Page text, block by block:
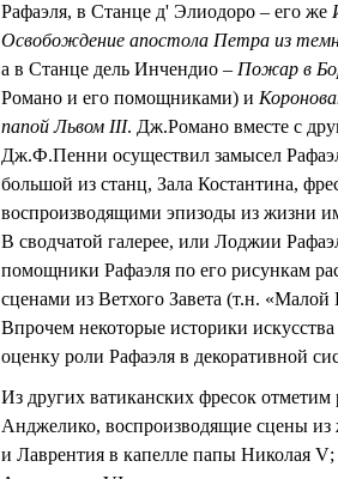
Рафаэля, в Станце д' Элиодоро – его же
Освобождение апостола Петра из
а в Станце дель Инчендио – Пожар в
Романо и его помощниками) и
папой Львом III. Дж.Романо вместе с
Дж.Ф.Пенни осуществил замысел
большой из станц, Зала Костантина,
воспроизводящими эпизоды из жизни
В сводчатой галерее, или Лоджии
помощники Рафаэля по его рисункам
сценами из Ветхого Завета (т.н. «Малой
Впрочем некоторые историки
оценку роли Рафаэля в декоративной
Из других ватиканских фресок
Анджелико, воспроизводящие сцены
и Лаврентия в капелле папы Николая V